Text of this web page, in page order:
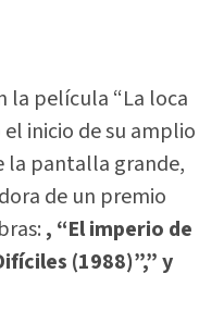
la película “La loca
inicio de su amplio
la pantalla grande,
de un premio
, “El imperio de
(1988)”,” y